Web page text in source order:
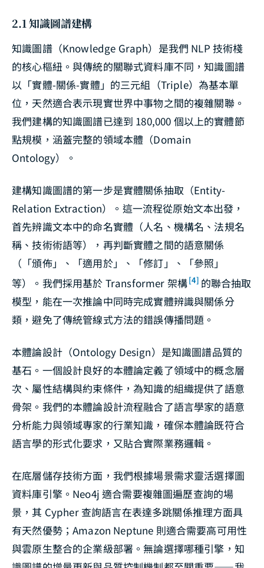
2.1 知識圖譜建構
知識圖譜（Knowledge Graph）是我們 NLP 技術棧
的核心樞紐。與傳統的關聯式資料庫不同，知識圖譜
以「實體-關係-實體」的三元組（Triple）為基本單
位，天然適合表示現實世界中事物之間的複雜關聯。
我們建構的知識圖譜已達到 180,000 個以上的實體節
點規模，涵蓋完整的領域本體（Domain
Ontology）。
建構知識圖譜的第一步是實體關係抽取（Entity-
Relation Extraction）。這一流程從原始文本出發，
首先辨識文本中的命名實體（人名、機構名、法規名
稱、技術術語等），再判斷實體之間的語意關係
（「頒佈」、「適用於」、「修訂」、「參照」
等）。我們採用基於 Transformer 架構[4] 的聯合抽取
模型，能在一次推論中同時完成實體辨識與關係分
類，避免了傳統管線式方法的錯誤傳播問題。
本體論設計（Ontology Design）是知識圖譜品質的
基石。一個設計良好的本體論定義了領域中的概念層
次、屬性結構與約束條件，為知識的組織提供了語意
骨架。我們的本體論設計流程融合了語言學家的語意
分析能力與領域專家的行業知識，確保本體論既符合
語言學的形式化要求，又貼合實際業務邏輯。
在底層儲存技術方面，我們根據場景需求靈活選擇圖
資料庫引擎。Neo4j 適合需要複雜圖遍歷查詢的場
景，其 Cypher 查詢語言在表達多跳關係推理方面具
有天然優勢；Amazon Neptune 則適合需要高可用性
與雲原生整合的企業級部署。無論選擇哪種引擎，知